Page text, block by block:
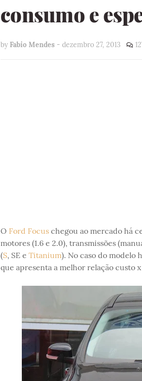
consumo e
by Fabio Mendes - dezembro 27, 2013
O Ford Focuschegou ao mercado há
motores (1.6 e 2.0), transmissões
(S, SE e Titanium). No caso do modelo
que apresenta a melhor relação custo